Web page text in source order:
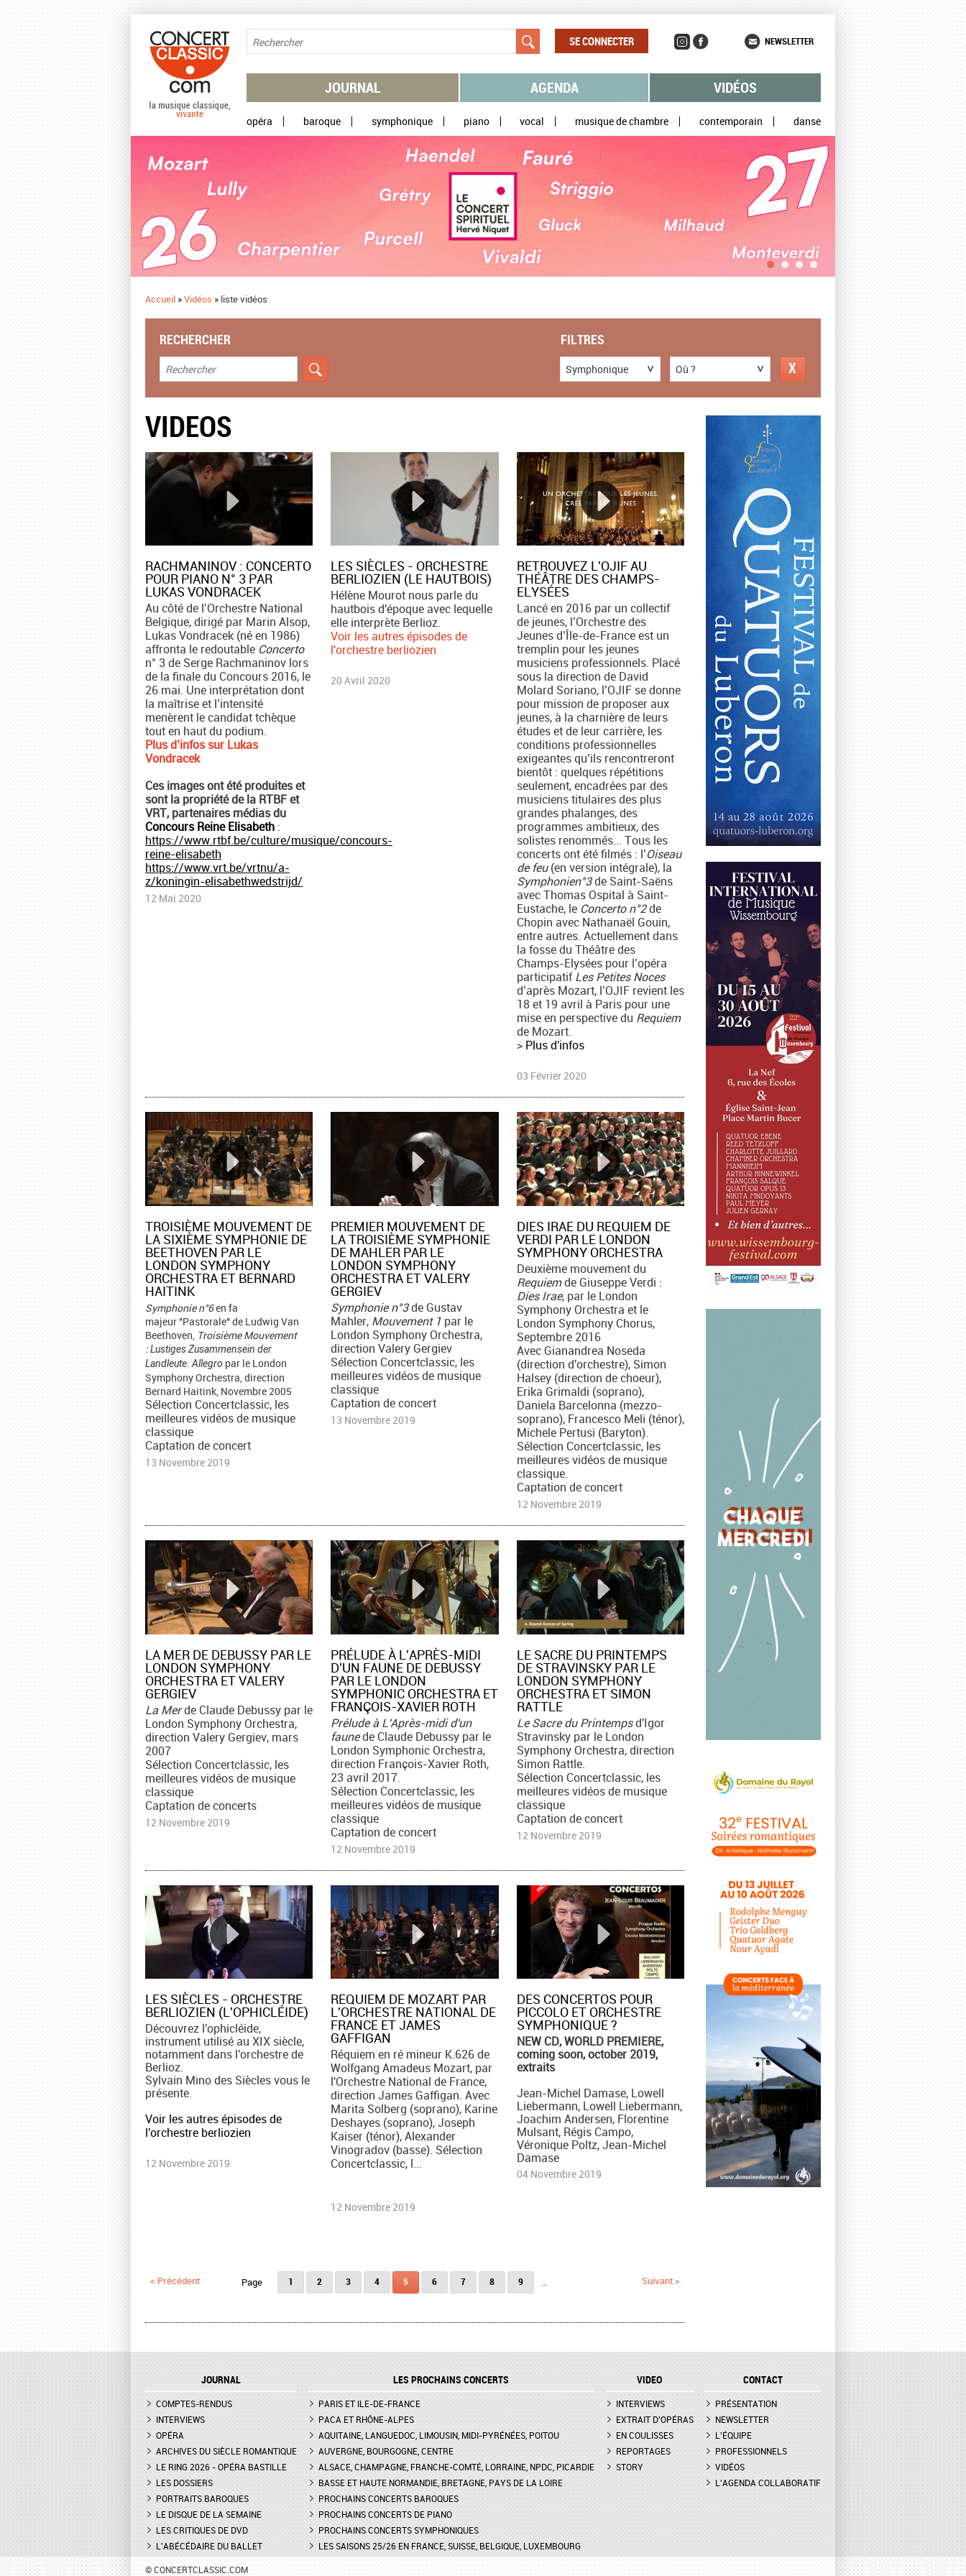
SE CONNECTER NEWSLETTER
JOURNAL AGENDA VIDÉOS
opéra baroque symphonique piano vocal musique de chambre contemporain danse
Accueil »Vidéos » liste vidéos
RECHERCHER FILTRES
Symphonique Où ?
VIDEOS
RACHMANINOV : CONCERTO
POUR PIANO N° 3 PAR
LUKAS VONDRACEK
Au côté de l’Orchestre National
Belgique, dirigé par Marin Alsop,
Lukas Vondracek (né en 1986)
affronta le redoutable Concerto
n° 3 de Serge Rachmaninov lors
de la finale du Concours 2016, le
26 mai. Une interprétation dont
la maîtrise et l’intensité
menèrent le candidat tchèque
tout en haut du podium.
Plus d’infos sur Lukas
Vondracek
Ces images ont été produites et
sont la propriété de la RTBF et
VRT, partenaires médias du
Concours Reine Elisabeth :
https://www.rtbf.be/culture/musique/concours-
reine-elisabeth
https://www.vrt.be/vrtnu/a-
z/koningin-elisabethwedstrijd/
12 Mai 2020
LES SIÈCLES - ORCHESTRE
BERLIOZIEN (LE HAUTBOIS)
Hélène Mourot nous parle du
hautbois d'époque avec lequelle
elle interprète Berlioz.
Voir les autres épisodes de
l'orchestre berliozien
20 Avril 2020
RETROUVEZ L'OJIF AU
THÉÂTRE DES CHAMPS-
ELYSÉES
Lancé en 2016 par un collectif
de jeunes, l’Orchestre des
Jeunes d’Île-de-France est un
tremplin pour les jeunes
musiciens professionnels. Placé
sous la direction de David
Molard Soriano, l’OJIF se donne
pour mission de proposer aux
jeunes, à la charnière de leurs
études et de leur carrière, les
conditions professionnelles
exigeantes qu’ils rencontreront
bientôt : quelques répétitions
seulement, encadrées par des
musiciens titulaires des plus
grandes phalanges, des
programmes ambitieux, des
solistes renommés... Tous les
concerts ont été filmés : l’Oiseau
de feu(en version intégrale), la
Symphonien°3de Saint-Saëns
avec Thomas Ospital à Saint-
Eustache, le Concerto n°2de
Chopin avec Nathanaël Gouin,
entre autres. Actuellement dans
la fosse du Théâtre des
Champs-Elysées pour l’opéra
participatifLes Petites Noces
d’après Mozart, l’OJIF revient les
18 et 19 avril à Paris pour une
mise en perspective du Requiem
de Mozart.
> Plus d'infos
03 Février 2020
TROISIÈME MOUVEMENT DE
LA SIXIÈME SYMPHONIE DE
BEETHOVEN PAR LE
LONDON SYMPHONY
ORCHESTRA ET BERNARD
HAITINK
Symphonie n°6en fa
majeur "Pastorale" de Ludwig Van
Beethoven, Troisième Mouvement
:Lustiges Zusammensein der
Landleute. Allegro par le London
Symphony Orchestra, direction
Bernard Haitink, Novembre 2005
Sélection Concertclassic, les
meilleures vidéos de musique
classique
Captation de concert
13 Novembre 2019
PREMIER MOUVEMENT DE
LA TROISIÈME SYMPHONIE
DE MAHLER PAR LE
LONDON SYMPHONY
ORCHESTRA ET VALERY
GERGIEV
Symphonie n°3de Gustav
Mahler, Mouvement 1 par le
London Symphony Orchestra,
direction Valery Gergiev
Sélection Concertclassic, les
meilleures vidéos de musique
classique
Captation de concert
13 Novembre 2019
DIES IRAE DU REQUIEM DE
VERDI PAR LE LONDON
SYMPHONY ORCHESTRA
Deuxième mouvement du
Requiemde Giuseppe Verdi :
Dies Irae, par le London
Symphony Orchestra et le
London Symphony Chorus,
Septembre 2016
Avec Gianandrea Noseda
(direction d'orchestre), Simon
Halsey (direction de choeur),
Erika Grimaldi (soprano),
Daniela Barcelonna (mezzo-
soprano), Francesco Meli (ténor),
Michele Pertusi (Baryton).
Sélection Concertclassic, les
meilleures vidéos de musique
classique.
Captation de concert
12 Novembre 2019
LA MER DE DEBUSSY PAR LE
LONDON SYMPHONY
ORCHESTRA ET VALERY
GERGIEV
La Merde Claude Debussy par le
London Symphony Orchestra,
direction Valery Gergiev, mars
2007
Sélection Concertclassic, les
meilleures vidéos de musique
classique
Captation de concerts
12 Novembre 2019
PRÉLUDE À L'APRÈS-MIDI
D'UN FAUNE DE DEBUSSY
PAR LE LONDON
SYMPHONIC ORCHESTRA ET
FRANÇOIS-XAVIER ROTH
Prélude à L'Après-midi d'un
faunede Claude Debussy par le
London Symphonic Orchestra,
direction François-Xavier Roth,
23 avril 2017.
Sélection Concertclassic, les
meilleures vidéos de musique
classique
Captation de concert
12 Novembre 2019
LE SACRE DU PRINTEMPS
DE STRAVINSKY PAR LE
LONDON SYMPHONY
ORCHESTRA ET SIMON
RATTLE
Le Sacre du Printempsd'Igor
Stravinsky par le London
Symphony Orchestra, direction
Simon Rattle.
Sélection Concertclassic, les
meilleures vidéos de musique
classique
Captation de concert
12 Novembre 2019
LES SIÈCLES - ORCHESTRE
BERLIOZIEN (L'OPHICLÉIDE)
Découvrez l'ophicléide,
instrument utilisé au XIX siècle,
notamment dans l'orchestre de
Berlioz.
Sylvain Mino des Siècles vous le
présente.
Voir les autres épisodes de
l'orchestre berliozien
12 Novembre 2019
REQUIEM DE MOZART PAR
L'ORCHESTRE NATIONAL DE
FRANCE ET JAMES
GAFFIGAN
Réquiem en ré mineur K.626 de
Wolfgang Amadeus Mozart, par
l'Orchestre National de France,
direction James Gaffigan. Avec
Marita Solberg (soprano), Karine
Deshayes (soprano), Joseph
Kaiser (ténor), Alexander
Vinogradov (basse). Sélection
Concertclassic, l...
12 Novembre 2019
DES CONCERTOS POUR
PICCOLO ET ORCHESTRE
SYMPHONIQUE ?
NEW CD, WORLD PREMIERE,
coming soon, october 2019,
extraits
Jean-Michel Damase, Lowell
Liebermann, Lowell Liebermann,
Joachim Andersen, Florentine
Mulsant, Régis Campo,
Véronique Poltz, Jean-Michel
Damase
04 Novembre 2019
< Précédent 1 2 3 4 5 6 7 8 9 Suivant >
JOURNAL
COMPTES-RENDUS
INTERVIEWS
OPÉRA
ARCHIVES DU SIÈCLE ROMANTIQUE
LE RING 2026 - OPÉRA BASTILLE
LES DOSSIERS
PORTRAITS BAROQUES
LE DISQUE DE LA SEMAINE
LES CRITIQUES DE DVD
L'ABÉCÉDAIRE DU BALLET
LES PROCHAINS CONCERTS
PARIS ET ILE-DE-FRANCE
PACA ET RHÔNE-ALPES
AQUITAINE, LANGUEDOC, LIMOUSIN, MIDI-PYRÉNÉES, POITOU
AUVERGNE, BOURGOGNE, CENTRE
ALSACE, CHAMPAGNE, FRANCHE-COMTÉ, LORRAINE, NPDC, PICARDIE
BASSE ET HAUTE NORMANDIE, BRETAGNE, PAYS DE LA LOIRE
PROCHAINS CONCERTS BAROQUES
PROCHAINS CONCERTS DE PIANO
PROCHAINS CONCERTS SYMPHONIQUES
LES SAISONS 25/26 EN FRANCE, SUISSE, BELGIQUE, LUXEMBOURG
VIDEO
INTERVIEWS
EXTRAIT D'OPÉRAS
EN COULISSES
REPORTAGES
STORY
CONTACT
PRÉSENTATION
NEWSLETTER
L'ÉQUIPE
PROFESSIONNELS
VIDÉOS
L'AGENDA COLLABORATIF
© CONCERTCLASSIC.COM